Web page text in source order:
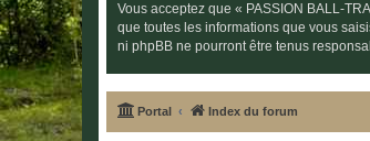
Vous acceptez que « PASSION BALL-
que toutes les informations que vous
ni phpBB ne pourront être tenus
Portal Index du forum